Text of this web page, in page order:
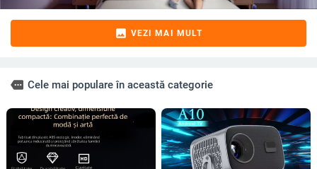
image VEZI MAI MULT
more Cele mai populare în această categorie